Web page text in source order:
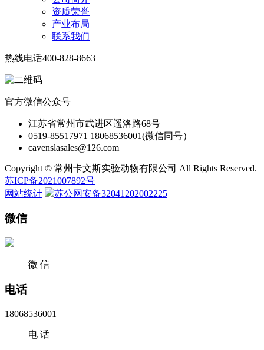
资质荣誉
产业布局
联系我们
热线电话400-828-8663
官方微信公众号
江苏省常州市武进区遥洛路68号
0519-85517971 18068536001(微信同号）
cavenslasales@126.com
Copyright © 常州卡文斯实验动物有限公司 All Rights Reserved.
苏ICP备2021007892号
网站统计
苏公网安备32041202002225
微信
微 信
电话
18068536001
电 话